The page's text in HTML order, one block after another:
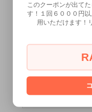
ＧＯ）は18
[
このクーポンが出て
す！１回６０００円
用いただけます！